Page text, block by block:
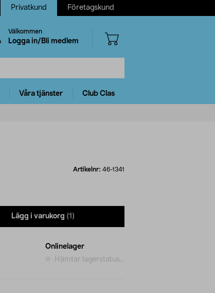
Privatkund Företagskund
Välkommen
Logga in/Bli medlem
Våra tjänster Club Clas
Artikelnr: 46-1341
Lägg i varukorg (1)
Onlinelager
Hämtar lagerstatus...